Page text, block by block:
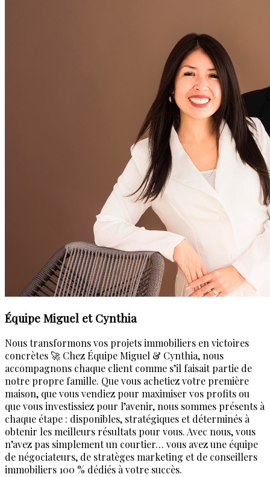
Équipe Miguel et Cynthia
Nous transformons vos projets immobiliers en victoires
concrètes 🚀 Chez Équipe Miguel & Cynthia, nous
accompagnons chaque client comme s’il faisait partie de
notre propre famille. Que vous achetiez votre première
maison, que vous vendiez pour maximiser vos profits ou
que vous investissiez pour l’avenir, nous sommes présents à
chaque étape : disponibles, stratégiques et déterminés à
obtenir les meilleurs résultats pour vous. Avec nous, vous
n’avez pas simplement un courtier… vous avez une équipe
de négociateurs, de stratèges marketing et de conseillers
immobiliers 100 % dédiés à votre succès.